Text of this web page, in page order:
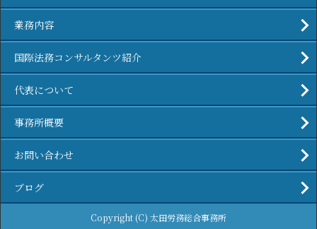
業務内容
国際法務コンサルタンツ紹介
代表について
事務所概要
お問い合わせ
ブログ
Copyright (C) 太田労務総合事務所